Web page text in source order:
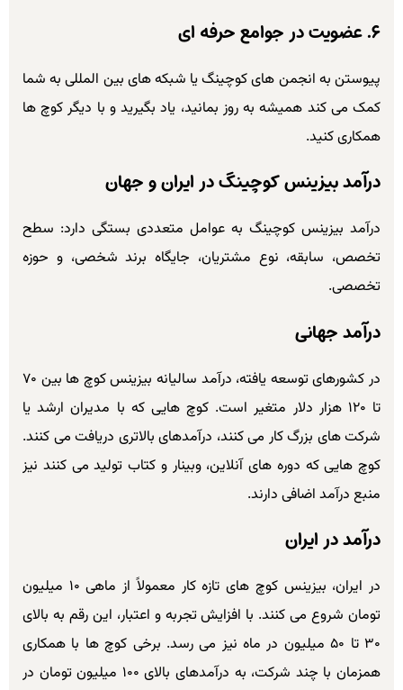
۶. عضویت در جوامع حرفه ای
پیوستن به انجمن های کوچینگ یا شبکه های بین المللی به شما
کمک می کند همیشه به روز بمانید، یاد بگیرید و با دیگر کوچ ها
همکاری کنید.
درآمد بیزینس کوچینگ در ایران و جهان
درآمد بیزینس کوچینگ به عوامل متعددی بستگی دارد: سطح
تخصص، سابقه، نوع مشتریان، جایگاه برند شخصی، و حوزه
تخصصی.
درآمد جهانی
در کشورهای توسعه یافته، درآمد سالیانه بیزینس کوچ ها بین ۷۰
تا ۱۲۰ هزار دلار متغیر است. کوچ هایی که با مدیران ارشد یا
شرکت های بزرگ کار می کنند، درآمدهای بالاتری دریافت می کنند.
کوچ هایی که دوره های آنلاین، وبینار و کتاب تولید می کنند نیز
منبع درآمد اضافی دارند.
درآمد در ایران
در ایران، بیزینس کوچ های تازه کار معمولاً از ماهی ۱۰ میلیون
تومان شروع می کنند. با افزایش تجربه و اعتبار، این رقم به بالای
۳۰ تا ۵۰ میلیون در ماه نیز می رسد. برخی کوچ ها با همکاری
همزمان با چند شرکت، به درآمدهای بالای ۱۰۰ میلیون تومان در